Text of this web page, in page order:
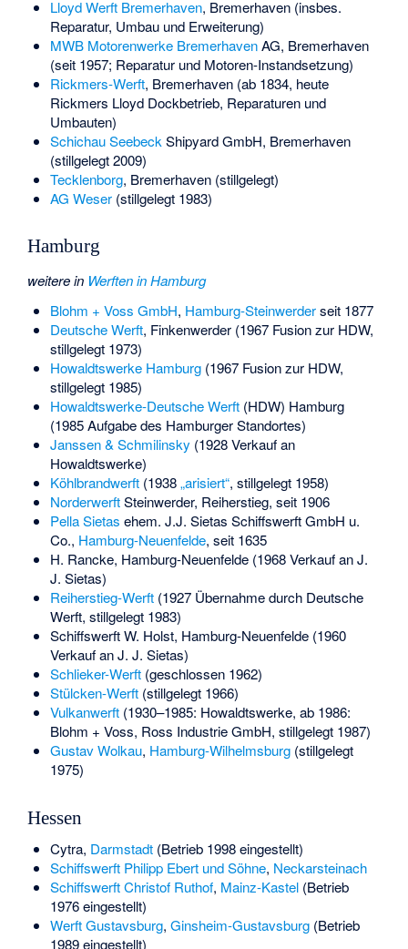
Lloyd Werft Bremerhaven, Bremerhaven (insbes.
Reparatur, Umbau und Erweiterung)
MWB Motorenwerke BremerhavenAG, Bremerhaven
(seit 1957; Reparatur und Motoren-Instandsetzung)
Rickmers-Werft, Bremerhaven (ab 1834, heute
Rickmers Lloyd Dockbetrieb, Reparaturen und
Umbauten)
Schichau Seebeck Shipyard GmbH, Bremerhaven
(stillgelegt 2009)
Tecklenborg, Bremerhaven (stillgelegt)
AG Weser(stillgelegt 1983)
Hamburg
weitere in Werften in Hamburg
Blohm + Voss GmbH, Hamburg-Steinwerderseit 1877
Deutsche Werft, Finkenwerder (1967 Fusion zur HDW,
stillgelegt 1973)
Howaldtswerke Hamburg(1967 Fusion zur HDW,
stillgelegt 1985)
Howaldtswerke-Deutsche Werft(HDW) Hamburg
(1985 Aufgabe des Hamburger Standortes)
Janssen & Schmilinsky (1928 Verkauf an
Howaldtswerke)
Köhlbrandwerft(1938„arisiert“, stillgelegt 1958)
NorderwerftSteinwerder, Reiherstieg, seit 1906
Pella Sietas ehem. J.J. Sietas Schiffswerft GmbH u.
Co., Hamburg-Neuenfelde, seit 1635
H. Rancke, Hamburg-Neuenfelde (1968 Verkauf an J.
J. Sietas)
Reiherstieg-Werft(1927 Übernahme durch Deutsche
Werft, stillgelegt 1983)
Schiffswerft W. Holst, Hamburg-Neuenfelde (1960
Verkauf an J. J. Sietas)
Schlieker-Werft(geschlossen 1962)
Stülcken-Werft(stillgelegt 1966)
Vulkanwerft(1930–1985: Howaldtswerke, ab 1986:
Blohm + Voss, Ross Industrie GmbH, stillgelegt 1987)
Gustav Wolkau, Hamburg-Wilhelmsburg(stillgelegt
1975)
Hessen
Cytra, Darmstadt(Betrieb 1998 eingestellt)
Schiffswerft Philipp Ebert und Söhne, Neckarsteinach
Schiffswerft Christof Ruthof, Mainz-Kastel(Betrieb
1976 eingestellt)
Werft Gustavsburg, Ginsheim-Gustavsburg(Betrieb
1989 eingestellt)